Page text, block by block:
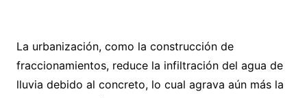
La urbanización, como la construcción de
fraccionamientos, reduce la infiltración del agua de
lluvia debido al concreto, lo cual agrava aún más la